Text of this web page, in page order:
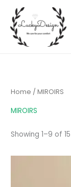
content
Home / MIROIRS
MIROIRS
Showing 1–9 of